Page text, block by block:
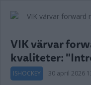
VIK värvar
kvaliteter:
ISHOCKEY 30 april 2026